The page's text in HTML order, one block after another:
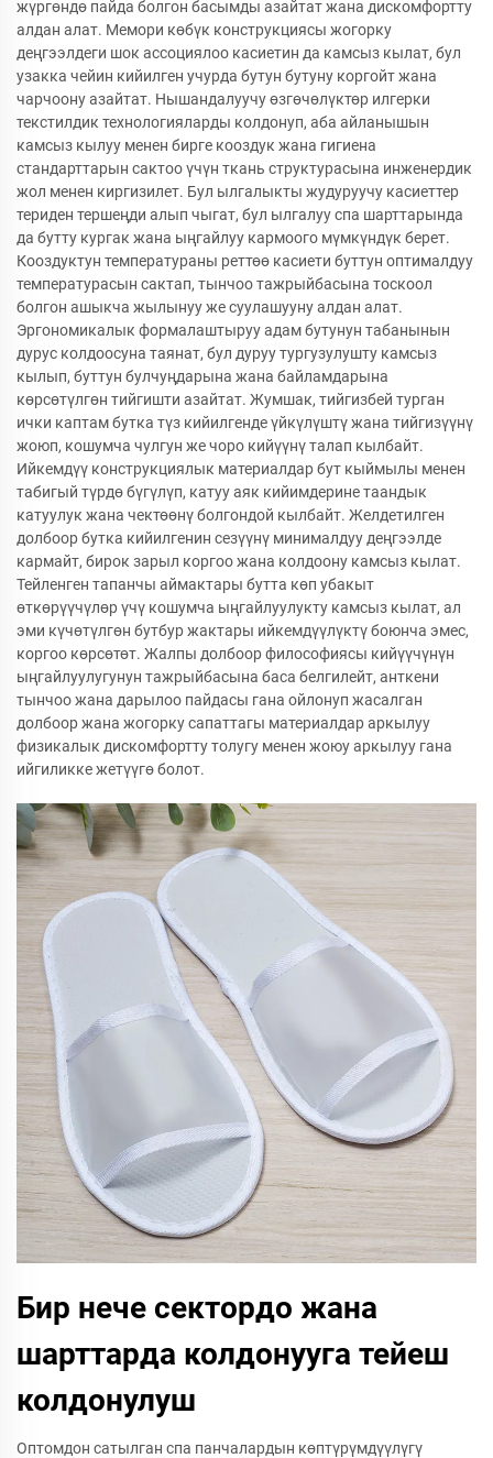
жүргөндө пайда болгон басымды азайтат жана дискомфортту
алдан алат. Мемори көбүк конструкциясы жогорку
деңгээлдеги шок ассоциялоо касиетин да камсыз кылат, бул
узакка чейин кийилген учурда бутун бутуну коргойт жана
чарчоону азайтат. Нышандалуучу өзгөчөлүктөр илгерки
текстилдик технологияларды колдонуп, аба айланышын
камсыз кылуу менен бирге кооздук жана гигиена
стандарттарын сактоо үчүн ткань структурасына инженердик
жол менен киргизилет. Бул ылгалыкты жудуруучу касиеттер
териден тершеңди алып чыгат, бул ылгалуу спа шарттарында
да бутту кургак жана ыңгайлуу кармоого мүмкүндүк берет.
Кооздуктун температураны реттөө касиети буттун оптималдуу
температурасын сактап, тынчоо тажрыйбасына тоскоол
болгон ашыкча жылынуу же суулашууну алдан алат.
Эргономикалык формалаштыруу адам бутунун табанынын
дурус колдоосуна таянат, бул дуруу тургузулушту камсыз
кылып, буттун булчуңдарына жана байламдарына
көрсөтүлгөн тийгишти азайтат. Жумшак, тийгизбей турган
ички каптам бутка түз кийилгенде үйкүлүштү жана тийгизүүнү
жоюп, кошумча чулгун же чоро кийүүнү талап кылбайт.
Ийкемдүү конструкциялык материалдар бут кыймылы менен
табигый түрдө бүгүлүп, катуу аяк кийимдерине таандык
катуулук жана чектөөнү болгондой кылбайт. Желдетилген
долбоор бутка кийилгенин сезүүнү минималдуу деңгээлде
кармайт, бирок зарыл коргоо жана колдоону камсыз кылат.
Тейленген тапанчы аймактары бутта көп убакыт
өткөрүүчүлөр үчү кошумча ыңгайлуулукту камсыз кылат, ал
эми күчөтүлгөн бутбур жактары ийкемдүүлүктү боюнча эмес,
коргоо көрсөтөт. Жалпы долбоор философиясы кийүүчүнүн
ыңгайлуулугунун тажрыйбасына баса белгилейт, анткени
тынчоо жана дарылоо пайдасы гана ойлонуп жасалган
долбоор жана жогорку сапаттагы материалдар аркылуу
физикалык дискомфортту толугу менен жоюу аркылуу гана
ийгиликке жетүүгө болот.
Бир нече сектордо жана
шарттарда колдонууга тейеш
колдонулуш
Оптомдон сатылган спа панчалардын көптүрүмдүүлүгү